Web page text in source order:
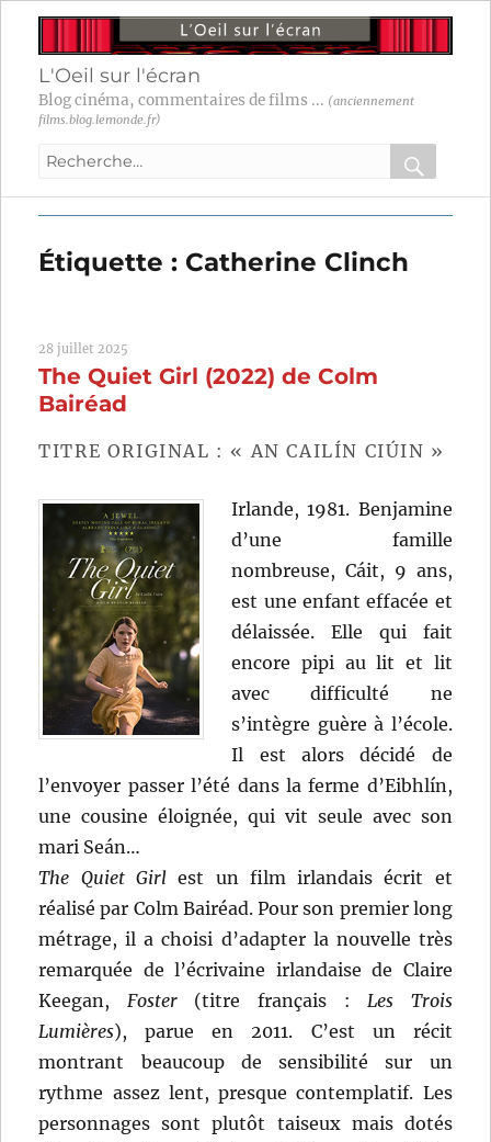
L'Oeil sur l'écran
Blog cinéma, commentaires de films ... (anciennement
films.blog.lemonde.fr)
Recherche
:
OK
Étiquette : Catherine Clinch
28 juillet 2025
The Quiet Girl (2022) de Colm
Bairéad
TITRE ORIGINAL : « AN CAILÍN CIÚIN »
Irlande, 1981. Benjamine
d’une famille
nombreuse, Cáit, 9 ans,
est une enfant effacée et
délaissée. Elle qui fait
encore pipi au lit et lit
avec difficulté ne
s’intègre guère à l’école.
Il est alors décidé de
l’envoyer passer l’été dans la ferme d’Eibhlín,
une cousine éloignée, qui vit seule avec son
mari Seán…
The Quiet Girlest un film irlandais écrit et
réalisé par Colm Bairéad. Pour son premier long
métrage, il a choisi d’adapter la nouvelle très
remarquée de l’écrivaine irlandaise de Claire
Keegan, Foster(titre français :Les Trois
Lumières), parue en 2011. C’est un récit
montrant beaucoup de sensibilité sur un
rythme assez lent, presque contemplatif. Les
personnages sont plutôt taiseux mais dotés